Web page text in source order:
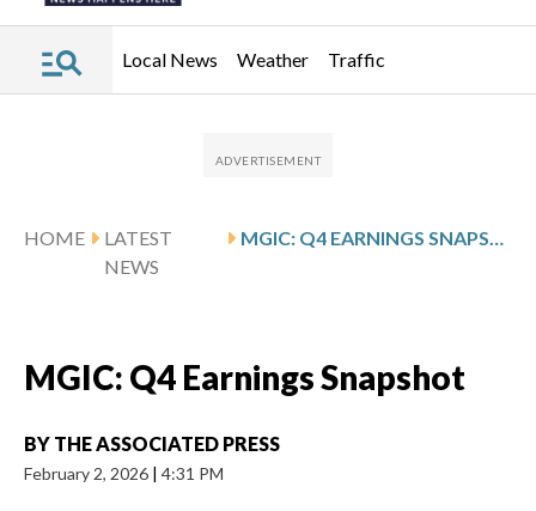
Local News Weather Traffic
HOME
LATEST
NEWS
MGIC: Q4 EARNINGS SNAPSHOT
MGIC: Q4 Earnings Snapshot
BY THE ASSOCIATED PRESS
February 2, 2026 | 4:31 PM